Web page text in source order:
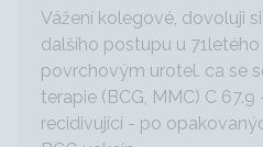
Vážení kolegové, dovoluji
dalšího postupu u
povrchovým urotel. ca se
terapie (BCG, MMC) C
recidivující - po